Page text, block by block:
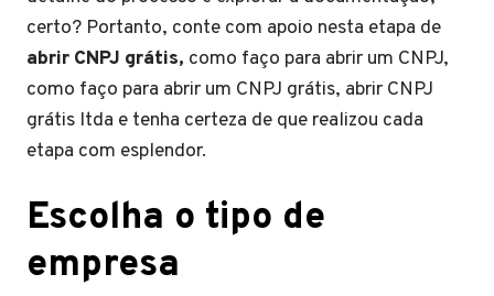
certo? Portanto, conte com apoio nesta etapa de
abrir CNPJ grátis, como faço para abrir um CNPJ,
como faço para abrir um CNPJ grátis, abrir CNPJ
grátis ltda e tenha certeza de que realizou cada
etapa com esplendor.
Escolha o tipo de
empresa